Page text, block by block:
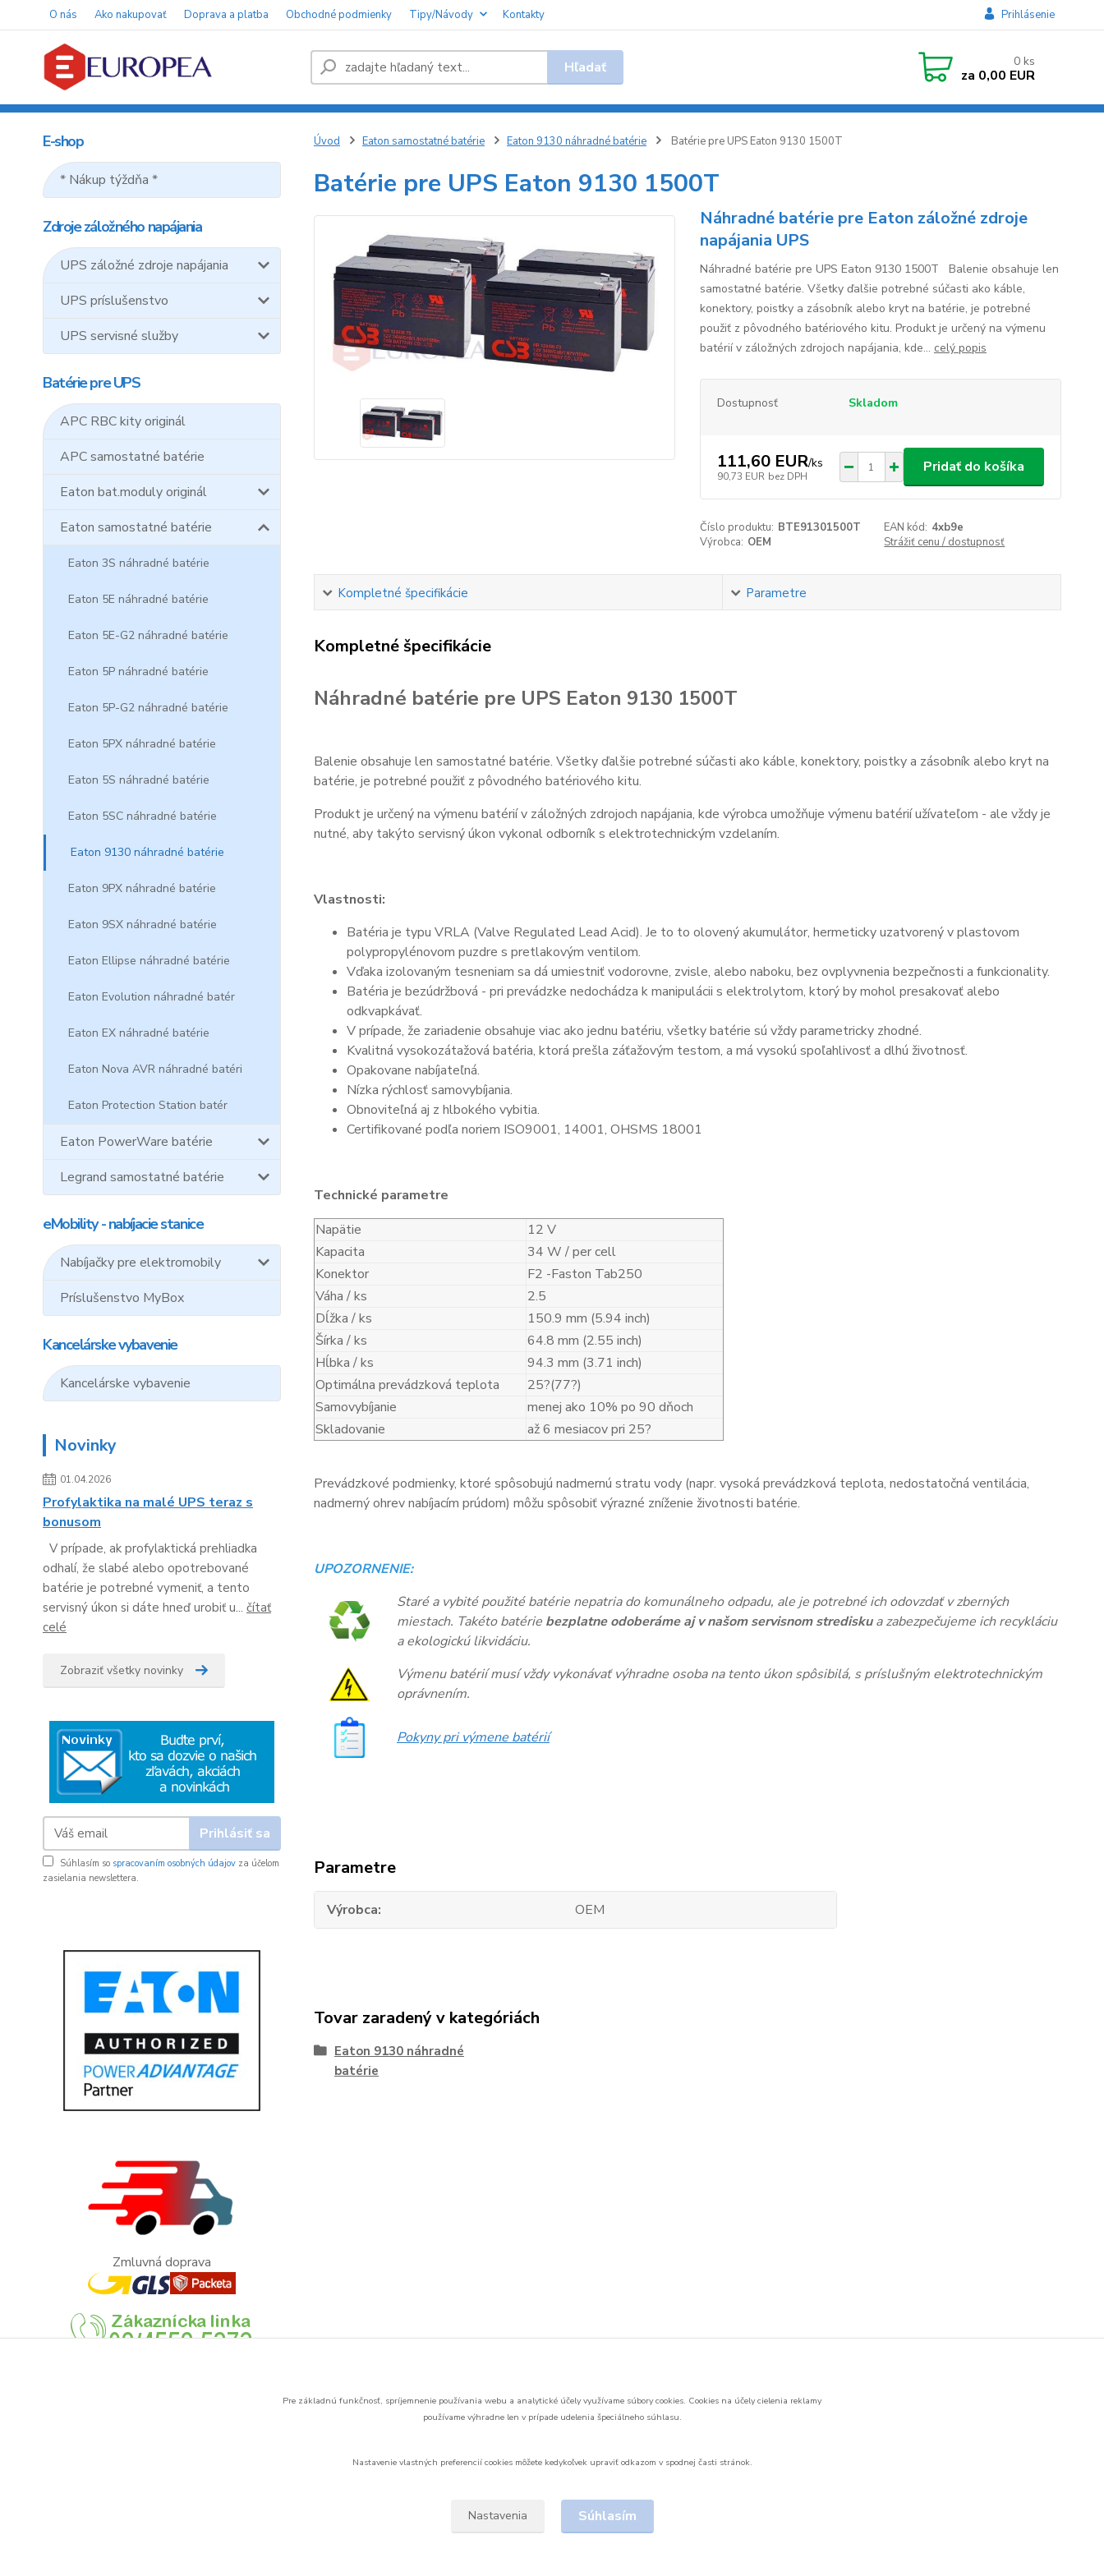
O nás Ako nakupovať Doprava a platba Obchodné podmienky Tipy/Návody Kontakty Prihlásenie
Hľadať 0 ks
za 0,00 EUR
E-shop
* Nákup týždňa *
Zdroje záložného napájania
UPS záložné zdroje napájania
UPS príslušenstvo
UPS servisné služby
Batérie pre UPS
APC RBC kity originál
APC samostatné batérie
Eaton bat.moduly originál
Eaton samostatné batérie
Eaton 3S náhradné batérie
Eaton 5E náhradné batérie
Eaton 5E-G2 náhradné batérie
Eaton 5P náhradné batérie
Eaton 5P-G2 náhradné batérie
Eaton 5PX náhradné batérie
Eaton 5S náhradné batérie
Eaton 5SC náhradné batérie
Eaton 9130 náhradné batérie
Eaton 9PX náhradné batérie
Eaton 9SX náhradné batérie
Eaton Ellipse náhradné batérie
Eaton Evolution náhradné batér
Eaton EX náhradné batérie
Eaton Nova AVR náhradné batéri
Eaton Protection Station batér
Eaton PowerWare batérie
Legrand samostatné batérie
eMobility - nabíjacie stanice
Nabíjačky pre elektromobily
Príslušenstvo MyBox
Kancelárske vybavenie
Kancelárske vybavenie
Novinky
01.04.2026
Profylaktika na malé UPS teraz s
bonusom
V prípade, ak profylaktická prehliadka
odhalí, že slabé alebo opotrebované
batérie je potrebné vymeniť, a tento
servisný úkon si dáte hneď urobiť u... čítať
celé
Zobraziť všetky novinky
Prihlásiť sa
Súhlasím so spracovaním osobných údajov za účelom
zasielania newslettera.
Zmluvná doprava
Úvod Eaton samostatné batérie Eaton 9130 náhradné batérie Batérie pre UPS Eaton 9130 1500T
Batérie pre UPS Eaton 9130 1500T
Náhradné batérie pre Eaton záložné zdroje
napájania UPS
Náhradné batérie pre UPS Eaton 9130 1500T Balenie obsahuje len
samostatné batérie. Všetky ďalšie potrebné súčasti ako káble,
konektory, poistky a zásobník alebo kryt na batérie, je potrebné
použiť z pôvodného batériového kitu. Produkt je určený na výmenu
batérií v záložných zdrojoch napájania, kde... celý popis
Dostupnosť Skladom
111,60 EUR/ks
90,73 EUR bez DPH
Pridať do košíka
Číslo produktu: BTE91301500T EAN kód: 4xb9e
Výrobca: OEM Strážiť cenu / dostupnosť
Kompletné špecifikácie Parametre
Kompletné špecifikácie
Náhradné batérie pre UPS Eaton 9130 1500T
Balenie obsahuje len samostatné batérie. Všetky ďalšie potrebné súčasti ako káble, konektory, poistky a zásobník alebo kryt na
batérie, je potrebné použiť z pôvodného batériového kitu.
Produkt je určený na výmenu batérií v záložných zdrojoch napájania, kde výrobca umožňuje výmenu batérií užívateľom - ale vždy je
nutné, aby takýto servisný úkon vykonal odborník s elektrotechnickým vzdelaním.
Vlastnosti:
Batéria je typu VRLA (Valve Regulated Lead Acid). Je to to olovený akumulátor, hermeticky uzatvorený v plastovom
polypropylénovom puzdre s pretlakovým ventilom.
Vďaka izolovaným tesneniam sa dá umiestniť vodorovne, zvisle, alebo naboku, bez ovplyvnenia bezpečnosti a funkcionality.
Batéria je bezúdržbová - pri prevádzke nedochádza k manipulácii s elektrolytom, ktorý by mohol presakovať alebo
odkvapkávať.
V prípade, že zariadenie obsahuje viac ako jednu batériu, všetky batérie sú vždy parametricky zhodné.
Kvalitná vysokozátažová batéria, ktorá prešla záťažovým testom, a má vysokú spoľahlivosť a dlhú životnosť.
Opakovane nabíjateľná.
Nízka rýchlosť samovybíjania.
Obnoviteľná aj z hlbokého vybitia.
Certifikované podľa noriem ISO9001, 14001, OHSMS 18001
Technické parametre
Napätie
12 V
Kapacita
34 W / per cell
Konektor
F2 -Faston Tab250
Váha / ks
2.5
Dĺžka / ks
150.9 mm (5.94 inch)
Šírka / ks
64.8 mm (2.55 inch)
Hĺbka / ks
94.3 mm (3.71 inch)
Optimálna prevádzková teplota
25?(77?)
Samovybíjanie
menej ako 10% po 90 dňoch
Skladovanie
až 6 mesiacov pri 25?
Prevádzkové podmienky, ktoré spôsobujú nadmernú stratu vody (napr. vysoká prevádzková teplota, nedostatočná ventilácia,
nadmerný ohrev nabíjacím prúdom) môžu spôsobiť výrazné zníženie životnosti batérie.
UPOZORNENIE:
Staré a vybité použité batérie nepatria do komunálneho odpadu, ale je potrebné ich odovzdať v zberných
miestach. Takéto batérie bezplatne odoberáme aj v našom servisnom strediskua zabezpečujeme ich recykláciu
a ekologickú likvidáciu.
Výmenu batérií musí vždy vykonávať výhradne osoba na tento úkon spôsibilá, s príslušným elektrotechnickým
oprávnením.
Pokyny pri výmene batérií
Parametre
Výrobca OEM
Tovar zaradený v kategóriách
Eaton 9130 náhradné
batérie
Pre základnú funkčnosť, spríjemnenie používania webu a analytické účely využívame súbory cookies. Cookies na účely cielenia reklamy
používame výhradne len v prípade udelenia špeciálneho súhlasu.
Nastavenie vlastných preferencií cookies môžete kedykoľvek upraviť odkazom v spodnej časti stránok.
Nastavenia Súhlasím